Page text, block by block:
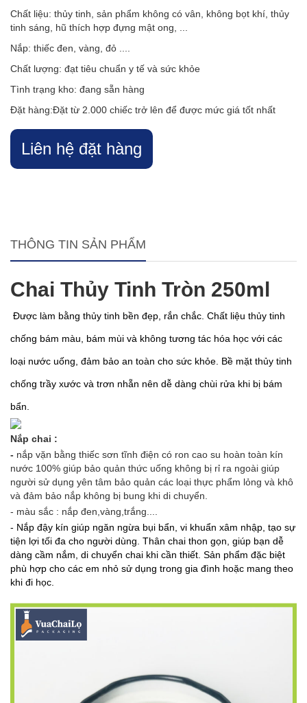
Chất liệu: thủy tinh, sản phẩm không có vân, không bọt khí, thủy
tinh sáng, hũ thích hợp đựng mật ong, ...
Nắp: thiếc đen, vàng, đỏ ....
Chất lượng: đạt tiêu chuẩn y tế và sức khỏe
Tình trạng kho: đang sẵn hàng
Đặt hàng:Đặt từ 2.000 chiếc trở lên để được mức giá tốt nhất
Liên hệ đặt hàng
THÔNG TIN SẢN PHẨM
Chai Thủy Tinh Tròn 250ml
Được làm bằng thủy tinh bền đẹp, rắn chắc. Chất liệu thủy tinh
chống bám màu, bám mùi và không tương tác hóa học với các
loại nước uống, đảm bảo an toàn cho sức khỏe. Bề mặt thủy tinh
chống trầy xước và trơn nhẵn nên dễ dàng chùi rửa khi bị bám
bẩn.
Nắp chai :
- nắp vặn bằng thiếc sơn tĩnh điện có ron cao su hoàn toàn kín
nước 100% giúp bảo quản thức uống không bị rỉ ra ngoài giúp
người sử dụng yên tâm bảo quản các loại thực phẩm lỏng và khô
và đảm bảo nắp không bị bung khi di chuyển.
- màu sắc : nắp đen,vàng,trắng....
- Nắp đậy kín giúp ngăn ngừa bụi bẩn, vi khuẩn xâm nhập, tạo sự
tiện lợi tối đa cho người dùng. Thân chai thon gọn, giúp bạn dễ
dàng cầm nắm, di chuyển chai khi cần thiết. Sản phẩm đặc biệt
phù hợp cho các em nhỏ sử dụng trong gia đình hoặc mang theo
khi đi học.